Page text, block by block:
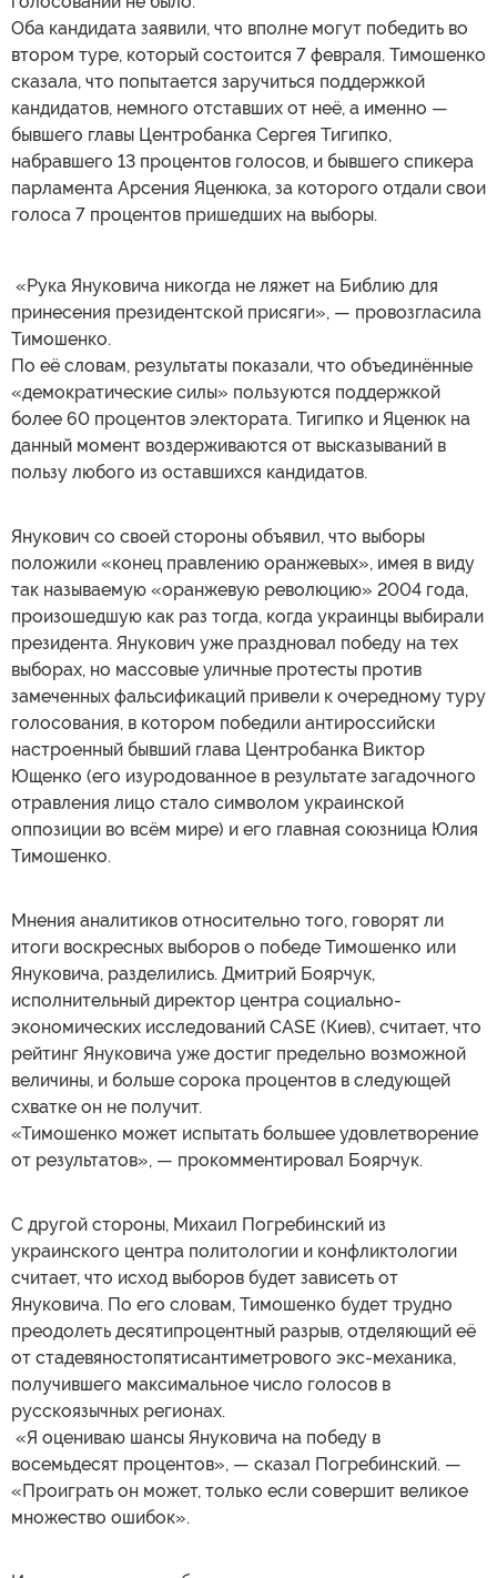
Оба кандидата заявили, что вполне могут победить во
втором туре, который состоится 7 февраля. Тимошенко
сказала, что попытается заручиться поддержкой
кандидатов, немного отставших от неё, а именно —
бывшего главы Центробанка Сергея Тигипко,
набравшего 13 процентов голосов, и бывшего спикера
парламента Арсения Яценюка, за которого отдали свои
голоса 7 процентов пришедших на выборы.
«Рука Януковича никогда не ляжет на Библию для
принесения президентской присяги», — провозгласила
Тимошенко.
По её словам, результаты показали, что объединённые
«демократические силы» пользуются поддержкой
более 60 процентов электората. Тигипко и Яценюк на
данный момент воздерживаются от высказываний в
пользу любого из оставшихся кандидатов.
Янукович со своей стороны объявил, что выборы
положили «конец правлению оранжевых», имея в виду
так называемую «оранжевую революцию» 2004 года,
произошедшую как раз тогда, когда украинцы выбирали
президента. Янукович уже праздновал победу на тех
выборах, но массовые уличные протесты против
замеченных фальсификаций привели к очередному туру
голосования, в котором победили антироссийски
настроенный бывший глава Центробанка Виктор
Ющенко (его изуродованное в результате загадочного
отравления лицо стало символом украинской
оппозиции во всём мире) и его главная союзница Юлия
Тимошенко.
Мнения аналитиков относительно того, говорят ли
итоги воскресных выборов о победе Тимошенко или
Януковича, разделились. Дмитрий Боярчук,
исполнительный директор центра социально-
экономических исследований CASE (Киев), считает, что
рейтинг Януковича уже достиг предельно возможной
величины, и больше сорока процентов в следующей
схватке он не получит.
«Тимошенко может испытать большее удовлетворение
от результатов», — прокомментировал Боярчук.
С другой стороны, Михаил Погребинский из
украинского центра политологии и конфликтологии
считает, что исход выборов будет зависеть от
Януковича. По его словам, Тимошенко будет трудно
преодолеть десятипроцентный разрыв, отделяющий её
от стадевяностопятисантиметрового экс-механика,
получившего максимальное число голосов в
русскоязычных регионах.
«Я оцениваю шансы Януковича на победу в
восемьдесят процентов», — сказал Погребинский. —
«Проиграть он может, только если совершит великое
множество ошибок».